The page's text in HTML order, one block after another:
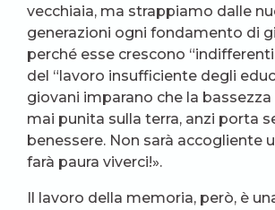
vecchiaia, ma strappiamo dalle
generazioni ogni fondamento di
perché esse crescono
del “lavoro insufficiente degli
giovani imparano che la bassezza
mai punita sulla terra, anzi porta
benessere. Non sarà accogliente
farà paura viverci!».
Il lavoro della memoria, però, è